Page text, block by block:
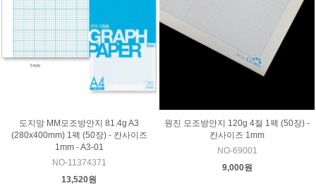
도지망 MM모조방안지 81.4g A3
(280x400mm) 1팩 (50장) - 칸사이즈
1mm - A3-01
NO-11374371
13,520원
원진 모조방안지 120g 4절 1팩 (50장) -
칸사이즈 1mm
NO-69001
9,000원